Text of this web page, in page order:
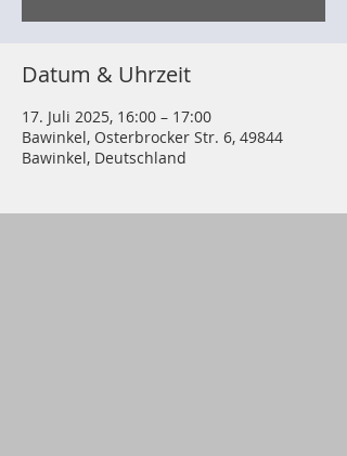
Datum & Uhrzeit
17. Juli 2025, 16:00 – 17:00
Bawinkel, Osterbrocker Str. 6, 49844
Bawinkel, Deutschland